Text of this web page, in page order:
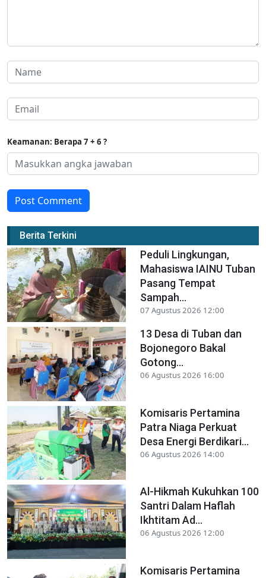
Keamanan: Berapa 7 + 6 ?
Post Comment
Berita Terkini
Peduli Lingkungan,
Mahasiswa IAINU Tuban
Pasang Tempat
Sampah...
07 Agustus 2026 12:00
13 Desa di Tuban dan
Bojonegoro Bakal
Gotong...
06 Agustus 2026 16:00
Komisaris Pertamina
Patra Niaga Perkuat
Desa Energi Berdikari...
06 Agustus 2026 14:00
Al-Hikmah Kukuhkan 100
Santri Dalam Haflah
Ikhtitam Ad...
06 Agustus 2026 12:00
Komisaris Pertamina